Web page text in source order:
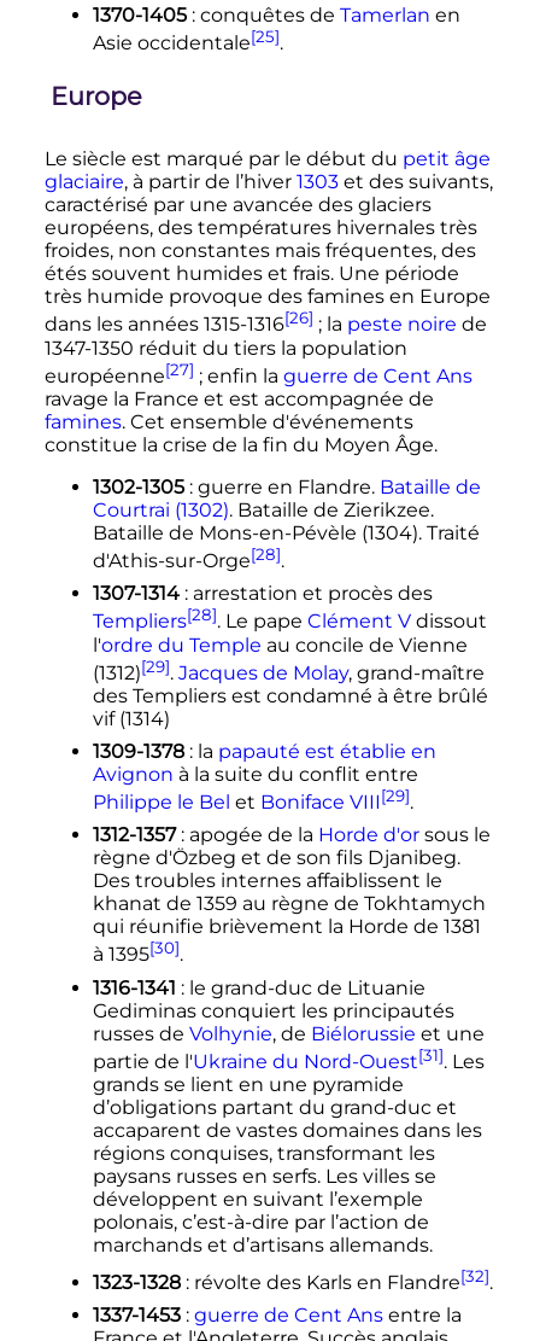
1370-1405 : conquêtes de Tamerlan en
Asie occidentale[25].
Europe
Le siècle est marqué par le début du petit âge
glaciaire, à partir de l’hiver 1303et des suivants,
caractérisé par une avancée des glaciers
européens, des températures hivernales très
froides, non constantes mais fréquentes, des
étés souvent humides et frais. Une période
très humide provoque des famines en Europe
dans les années 1315-1316[26] ; la peste noire de
1347-1350 réduit du tiers la population
européenne[27] ; enfin la guerre de Cent Ans
ravage la France et est accompagnée de
famines. Cet ensemble d'événements
constitue la crise de la fin du Moyen Âge.
1302-1305 : guerre en Flandre. Bataille de
Courtrai (1302). Bataille de Zierikzee.
Bataille de Mons-en-Pévèle (1304). Traité
d'Athis-sur-Orge[28].
1307-1314 : arrestation et procès des
Templiers[28]. Le pape Clément Vdissout
l'ordre du Temple au concile de Vienne
(1312)[29]. Jacques de Molay, grand-maître
des Templiers est condamné à être brûlé
vif (1314)
1309-1378 : la papauté est établie en
Avignon à la suite du conflit entre
Philippe le Bel et Boniface VIII[29].
1312-1357 : apogée de la Horde d'orsous le
règne d'Özbeg et de son fils Djanibeg.
Des troubles internes affaiblissent le
khanat de 1359 au règne de Tokhtamych
qui réunifie brièvement la Horde de 1381
à 1395[30].
1316-1341 : le grand-duc de Lituanie
Gediminas conquiert les principautés
russes de Volhynie, de Biélorussie et une
partie de l'Ukraine du Nord-Ouest[31]. Les
grands se lient en une pyramide
d’obligations partant du grand-duc et
accaparent de vastes domaines dans les
régions conquises, transformant les
paysans russes en serfs. Les villes se
développent en suivant l’exemple
polonais, c’est-à-dire par l’action de
marchands et d’artisans allemands.
1323-1328 : révolte des Karls en Flandre[32].
1337-1453 : guerre de Cent Ansentre la